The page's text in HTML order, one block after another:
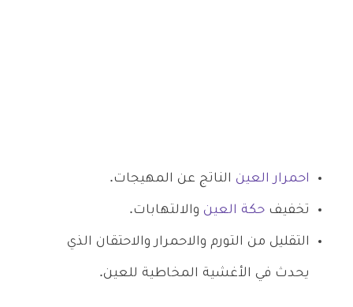
احمرار العين الناتج عن المهيجات.
تخفيف حكة العين والالتهابات.
التقليل من التورم والاحمرار والاحتقان الذي
يحدث في الأغشية المخاطية للعين.